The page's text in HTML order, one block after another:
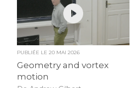
PUBLIÉE LE 20 MAI 2026
Geometry and vortex
motion